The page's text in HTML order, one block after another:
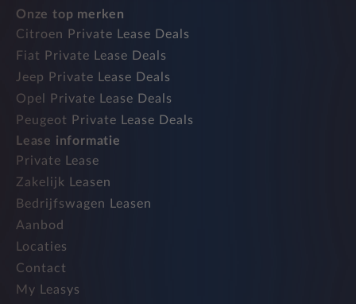
Onze top merken
Citroen Private Lease Deals
Fiat Private Lease Deals
Jeep Private Lease Deals
Opel Private Lease Deals
Peugeot Private Lease Deals
Lease informatie
Private Lease
Zakelijk Leasen
Bedrijfswagen Leasen
Aanbod
Locaties
Contact
My Leasys